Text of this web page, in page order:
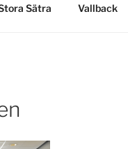
Sätra Vallback